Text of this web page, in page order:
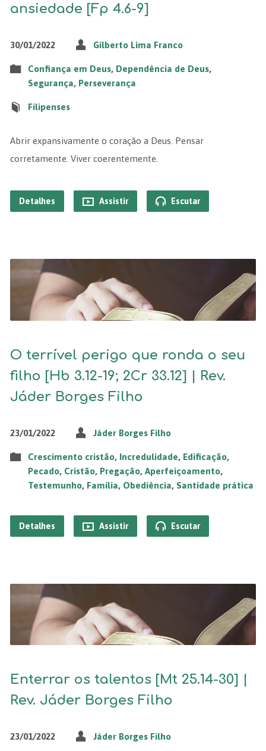
ansiedade [Fp 4.6-9]
30/01/2022 Gilberto Lima Franco
Confiança em Deus, Dependência de Deus,
Segurança, Perseverança
Filipenses
Abrir expansivamente o coração a Deus. Pensar
corretamente. Viver coerentemente.
Detalhes Assistir Escutar
O terrível perigo que ronda o seu
filho [Hb 3.12-19; 2Cr 33.12] | Rev.
Jáder Borges Filho
23/01/2022 Jáder Borges Filho
Crescimento cristão, Incredulidade, Edificação,
Pecado, Cristão, Pregação, Aperfeiçoamento,
Testemunho, Família, Obediência, Santidade prática
Detalhes Assistir Escutar
Enterrar os talentos [Mt 25.14-30] |
Rev. Jáder Borges Filho
23/01/2022 Jáder Borges Filho